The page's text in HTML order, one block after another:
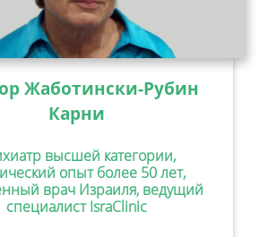
Жаботински-Рубин
Карни
высшей категории,
опыт более 50 лет,
врач Израиля, ведущий
специалист IsraClinic